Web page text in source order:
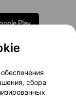
маркетинг
сбора